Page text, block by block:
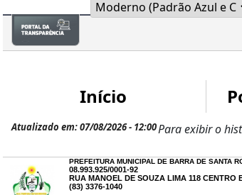
Início
Para exibir o
Atualizado em: 07/08/2026 - 12:00
PREFEITURA MUNICIPAL DE BARRA DE SANTA
08.993.925/0001-92
RUA MANOEL DE SOUZA LIMA 118 CENTRO
(83) 3376-1040